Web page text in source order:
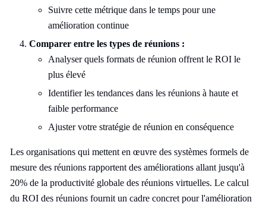
Suivre cette métrique dans le temps pour une
amélioration continue
Comparer entre les types de réunions :
Analyser quels formats de réunion offrent le ROI le
plus élevé
Identifier les tendances dans les réunions à haute et
faible performance
Ajuster votre stratégie de réunion en conséquence
Les organisations qui mettent en œuvre des systèmes formels de
mesure des réunions rapportent des améliorations allant jusqu'à
20% de la productivité globale des réunions virtuelles. Le calcul
du ROI des réunions fournit un cadre concret pour l'amélioration